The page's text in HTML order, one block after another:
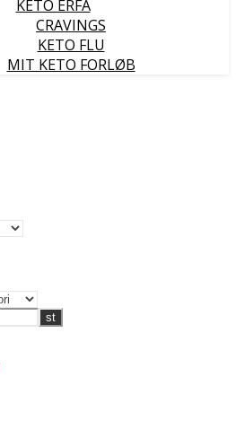
KETO ERFA
CRAVINGS
KETO FLU
MIT KETO FORLØB